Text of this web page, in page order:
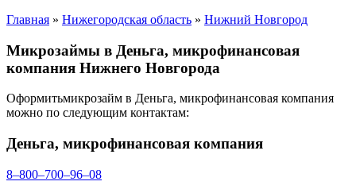
Главная » Нижегородская область » Нижний Новгород
Микрозаймы в Деньга, микрофинансовая
компания Нижнего Новгорода
Оформитьмикрозайм в Деньга, микрофинансовая компания
можно по следующим контактам:
Деньга, микрофинансовая компания
8‒800‒700‒96‒08